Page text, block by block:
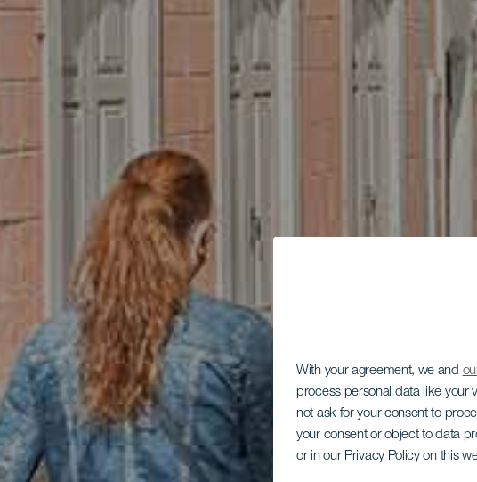
With your agreement, we and
process personal data like your
not ask for your consent to
your consent or object to data
or in our Privacy Policy on this